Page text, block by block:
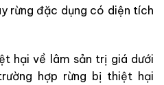
rừng đặc dụng có diện tích
hại về lâm sản trị giá dưới
hợp rừng bị thiệt hại